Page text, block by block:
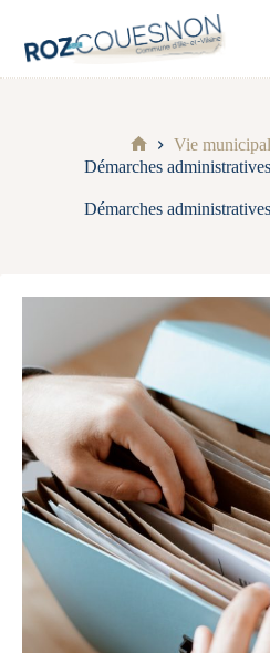
Vie
Démarches
Démarches